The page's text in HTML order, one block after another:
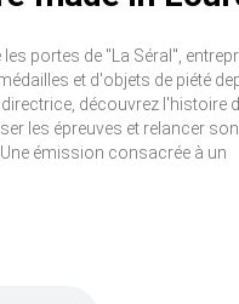
portes de "La Séral",
et d'objets de piété
découvrez l'histoire
les épreuves et relancer
émission consacrée à un